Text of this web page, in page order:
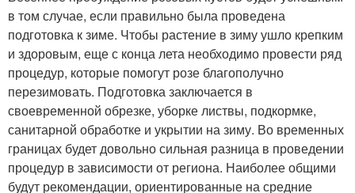
в том случае, если правильно была проведена
подготовка к зиме. Чтобы растение в зиму ушло крепким
и здоровым, еще с конца лета необходимо провести ряд
процедур, которые помогут розе благополучно
перезимовать. Подготовка заключается в
своевременной обрезке, уборке листвы, подкормке,
санитарной обработке и укрытии на зиму. Во временных
границах будет довольно сильная разница в проведении
процедур в зависимости от региона. Наиболее общими
будут рекомендации, ориентированные на средние